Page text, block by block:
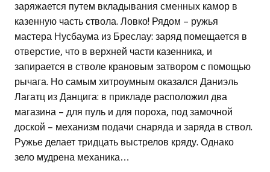
заряжается путем вкладывания сменных камор в
казенную часть ствола. Ловко! Рядом – ружья
мастера Нусбаума из Бреслау: заряд помещается в
отверстие, что в верхней части казенника, и
запирается в стволе крановым затвором с помощью
рычага. Но самым хитроумным оказался Даниэль
Лагатц из Данцига: в прикладе расположил два
магазина – для пуль и для пороха, под замочной
доской – механизм подачи снаряда и заряда в ствол.
Ружье делает тридцать выстрелов кряду. Однако
зело мудрена механика…